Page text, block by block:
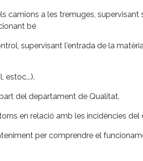
camions a les tremuges,
bé
supervisant l'entrada de la
estoc,..).
del departament de Qualitat.
en relació amb les incidències del
per comprendre el